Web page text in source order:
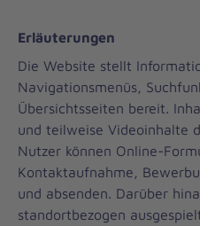
i
t
Erläuterungen
Die Website stellt
Navigationsmenüs,
Übersichtsseiten bereit.
und teilweise Videoinhalte
Nutzer können Online-
Kontaktaufnahme,
und absenden. Darüber
standortbezogen